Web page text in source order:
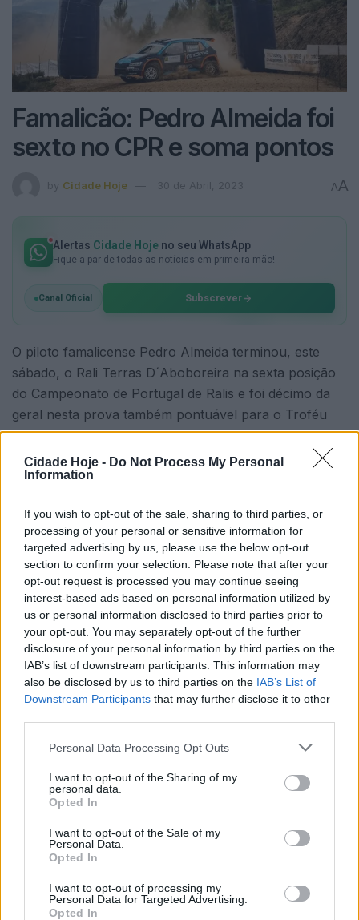
Cidade Hoje - Do Not Process My Personal
Information
If you wish to opt-out of the sale, sharing to third parties, or
processing of your personal or sensitive information for
targeted advertising by us, please use the below opt-out
section to confirm your selection. Please note that after your
opt-out request is processed you may continue seeing
interest-based ads based on personal information utilized by
us or personal information disclosed to third parties prior to
your opt-out. You may separately opt-out of the further
disclosure of your personal information by third parties on the
IAB’s list of downstream participants. This information may
also be disclosed by us to third parties on the IAB’s List of
Downstream Participants that may further disclose it to other
Personal Data Processing Opt Outs
I want to opt-out of the Sharing of my
personal data.
Opted In
I want to opt-out of the Sale of my
Personal Data.
Opted In
I want to opt-out of processing my
Personal Data for Targeted Advertising.
Opted In
Famalicão: Pedro Almeida foi
sexto no CPR e soma pontos
by Cidade Hoje 30 de Abril, 2023 AA
Alertas Cidade Hoje no seu WhatsApp
Fique a par de todas as notícias em primeira mão!
Canal Oficial Subscrever
O piloto famalicense Pedro Almeida terminou, este
sábado, o Rali Terras D´Aboboreira na sexta posição
do Campeonato de Portugal de Ralis e foi décimo da
geral nesta prova também pontuável para o Troféu
Europeu de Ralis.
Nas duas últimas classificativas, o Skoda Fabia Rally2
manifestou problemas de potência, o que acabou por
condicionar a prestação do piloto que teve a seu lado
Mário Castro.
Depois de pontuar em Fafe e no Algarve, a equipa
levava como objetivo para a terceira prova do
final da prova que teve classificativas em Baião, Marão
e Amarante, totalizando quase uma centena de
quilómetros cronometrados.
famalicão
piloto
Rali rali terras d aboboreira skoda fabia